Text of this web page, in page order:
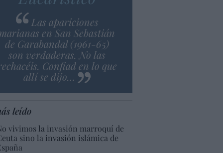
Las apariciones
en San Sebastián
de Garabandal (1961-65)
son verdaderas. No las
Confiad en lo que
allí se dijo…
leído
vivimos la invasión marroquí de
sino la invasión islámica de